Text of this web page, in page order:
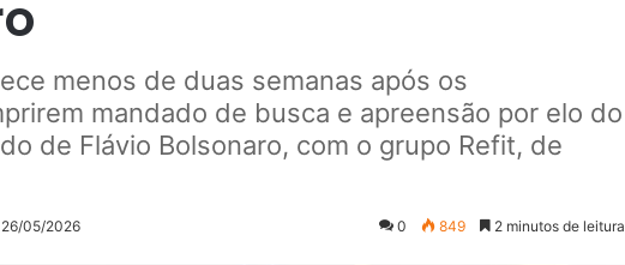
menos de duas semanas após os
mandado de busca e apreensão por elo do
de Flávio Bolsonaro, com o grupo Refit, de
05/2026 0 849 2 minutos de leitura